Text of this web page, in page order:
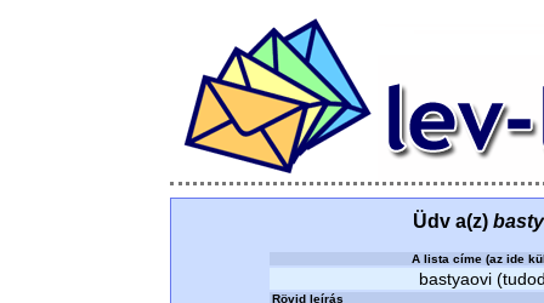
Üdv a(z)
A lista címe (az ide
bastyaovi
Rövid leírás